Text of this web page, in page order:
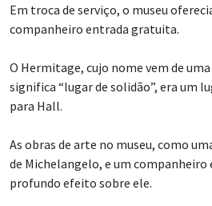
Em troca de serviço, o museu
companheiro entrada gratuita.
O Hermitage, cujo nome vem de
significa “lugar de solidão”, era um
para Hall.
As obras de arte no museu, como
de Michelangelo, e um
profundo efeito sobre ele.